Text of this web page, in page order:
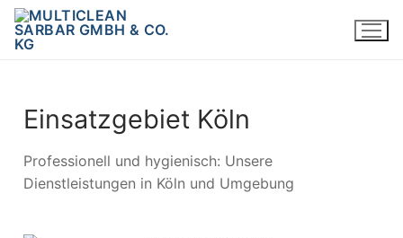
Einsatzgebiet Köln
Professionell und hygienisch: Unsere
Dienstleistungen in Köln und Umgebung